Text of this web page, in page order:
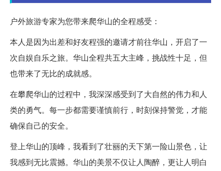
户外旅游专家为您带来爬华山的全程感受：
本人是因为出差和好友程强的邀请才前往华山，开启了一
次自娱自乐之旅。华山全程共五大主峰，挑战性十足，但
也带来了无比的成就感。
在攀爬华山的过程中，我深深感受到了大自然的伟力和人
类的勇气。每一步都需要谨慎前行，时刻保持警觉，才能
确保自己的安全。
登上华山的顶峰，我看到了壮丽的天下第一险山景色，让
我感到无比震撼。华山的美景不仅让人陶醉，更让人明白